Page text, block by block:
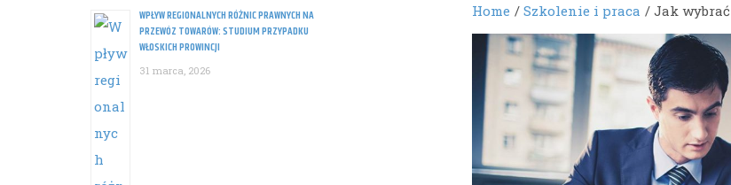
WPŁYW REGIONALNYCH RÓŻNIC PRAWNYCH NA
PRZEWÓZ TOWARÓW: STUDIUM PRZYPADKU
WŁOSKICH PROWINCJI
31 marca, 2026
Home Szkolenie i praca Jak